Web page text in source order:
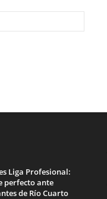
Liga Profesional:
perfecto ante
de Río Cuarto